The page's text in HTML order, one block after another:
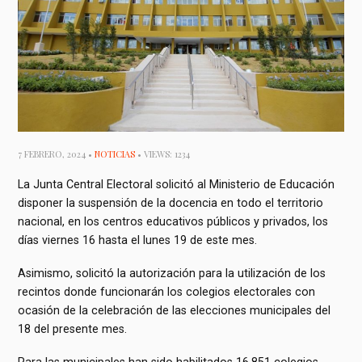
7 FEBRERO, 2024 •NOTICIAS • VIEWS: 1234
La Junta Central Electoral solicitó al Ministerio de Educación
disponer la suspensión de la docencia en todo el territorio
nacional, en los centros educativos públicos y privados, los
días viernes 16 hasta el lunes 19 de este mes.
Asimismo, solicitó la autorización para la utilización de los
recintos donde funcionarán los colegios electorales con
ocasión de la celebración de las elecciones municipales del
18 del presente mes.